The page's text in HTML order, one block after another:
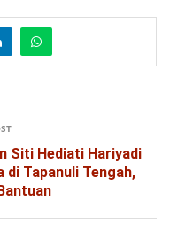
Siti Hediati Hariyadi
di Tapanuli Tengah,